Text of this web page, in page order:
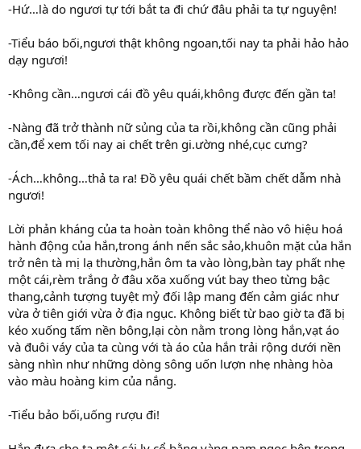
-Hứ…là do ngươi tự tới bắt ta đi chứ đâu phải ta tự nguyện!
-Tiểu báo bối,ngươi thật không ngoan,tối nay ta phải hảo hảo
dạy ngươi!
-Không cần…ngươi cái đồ yêu quái,không được đến gần ta!
-Nàng đã trở thành nữ sủng của ta rồi,không cần cũng phải
cần,để xem tối nay ai chết trên gi.ường nhé,cục cưng?
-Ách…không…thả ta ra! Đồ yêu quái chết bầm chết dẫm nhà
ngươi!
Lời phản kháng của ta hoàn toàn không thể nào vô hiệu hoá
hành động của hắn,trong ánh nến sắc sảo,khuôn mặt của hắn
trở nên tà mị lạ thường,hắn ôm ta vào lòng,bàn tay phất nhẹ
một cái,rèm trắng ở đâu xõa xuống vút bay theo từng bậc
thang,cảnh tượng tuyệt mỷ đối lập mang đến cảm giác như
vừa ở tiên giới vừa ở địa ngục. Không biết từ bao giờ ta đã bị
kéo xuống tấm nền bông,lại còn nằm trong lòng hắn,vạt áo
và đuôi váy của ta cùng với tà áo của hắn trải rộng dưới nền
sàng nhìn như những dòng sông uốn lượn nhẹ nhàng hòa
vào màu hoàng kim của nắng.
-Tiểu bảo bối,uống rượu đi!